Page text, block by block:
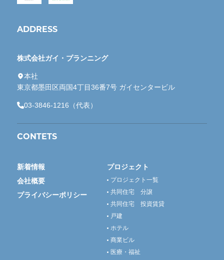
ADDRESS
株式会社ガイ・プランニング
本社
東京都墨田区両国4丁目36番7号 ガイセンタービル
03-3846-1216（代表）
CONTETS
新着情報
会社概要
プライバシーポリシー
プロジェクト
プロジェクト一覧
共同住宅 分譲
共同住宅 投資賃貸
戸建
ホテル
商業ビル
医療・福祉